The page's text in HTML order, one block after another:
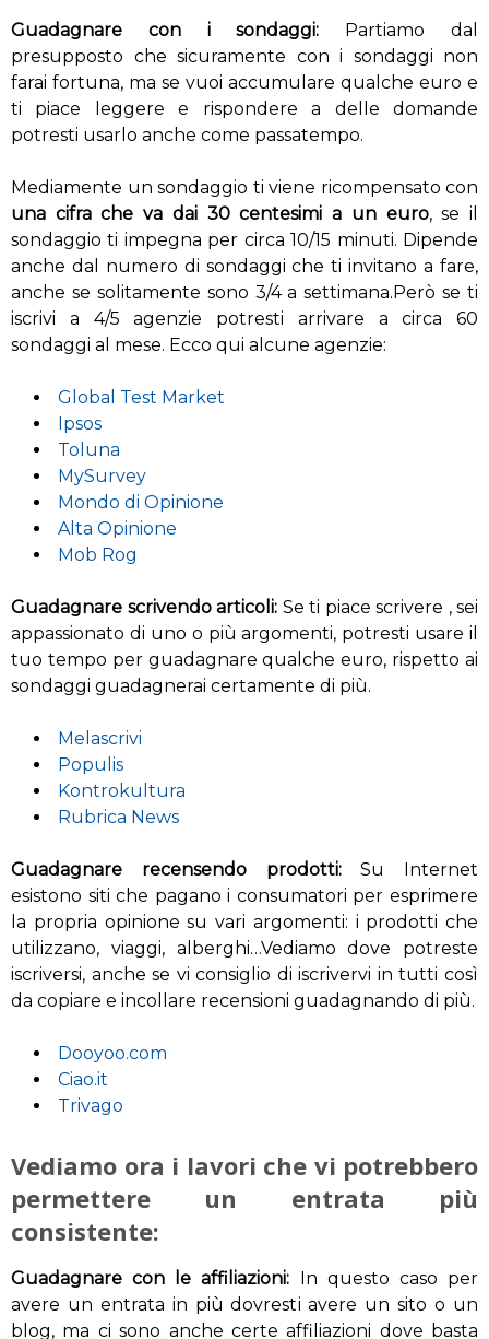
Guadagnare con i sondaggi: Partiamo dal
presupposto che sicuramente con i sondaggi non
farai fortuna, ma se vuoi accumulare qualche euro e
ti piace leggere e rispondere a delle domande
potresti usarlo anche come passatempo.
Mediamente un sondaggio ti viene ricompensato con
una cifra che va dai 30 centesimi a un euro, se il
sondaggio ti impegna per circa 10/15 minuti. Dipende
anche dal numero di sondaggi che ti invitano a fare,
anche se solitamente sono 3/4 a settimana.Però se ti
iscrivi a 4/5 agenzie potresti arrivare a circa 60
sondaggi al mese. Ecco qui alcune agenzie:
Global Test Market
Ipsos
Toluna
MySurvey
Mondo di Opinione
Alta Opinione
Mob Rog
Guadagnare scrivendo articoli: Se ti piace scrivere , sei
appassionato di uno o più argomenti, potresti usare il
tuo tempo per guadagnare qualche euro, rispetto ai
sondaggi guadagnerai certamente di più.
Melascrivi
Populis
Kontrokultura
Rubrica News
Guadagnare recensendo prodotti:Su Internet
esistono siti che pagano i consumatori per esprimere
la propria opinione su vari argomenti: i prodotti che
utilizzano, viaggi, alberghi…Vediamo dove potreste
iscriversi, anche se vi consiglio di iscrivervi in tutti così
da copiare e incollare recensioni guadagnando di più.
Dooyoo.com
Ciao.it
Trivago
Vediamo ora i lavori che vi potrebbero
permettere un entrata più
consistente:
Guadagnare con le affiliazioni: In questo caso per
avere un entrata in più dovresti avere un sito o un
blog, ma ci sono anche certe affiliazioni dove basta